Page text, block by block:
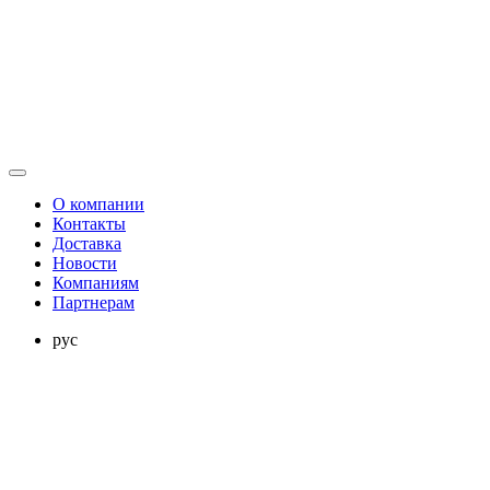
О компании
Контакты
Доставка
Новости
Компаниям
Партнерам
рус